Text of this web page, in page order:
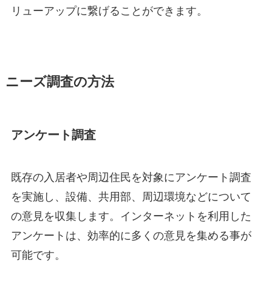
リューアップに繋げることができます。
ニーズ調査の方法
アンケート調査
既存の入居者や周辺住民を対象にアンケート調査
を実施し、設備、共用部、周辺環境などについて
の意見を収集します。インターネットを利用した
アンケートは、効率的に多くの意見を集める事が
可能です。